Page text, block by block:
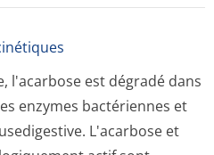
l'acarbose est dégradé dans
enzymes bactériennes et
L'acarbose et